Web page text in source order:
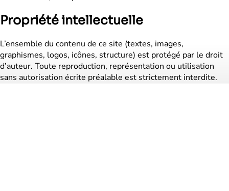
Propriété intellectuelle
L’ensemble du contenu de ce site (textes, images,
graphismes, logos, icônes, structure) est protégé par le droit
d’auteur. Toute reproduction, représentation ou utilisation
sans autorisation écrite préalable est strictement interdite.